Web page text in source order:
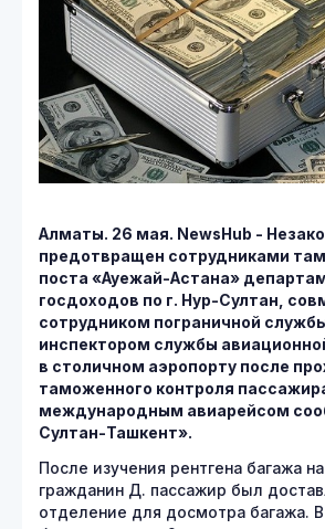
Алматы. 26 мая. NewsHub -
предотвращен сотрудниками
поста «Ауежай-Астана»
госдоходов по г. Нур-Султан,
сотрудником пограничной
инспектором службы
в столичном аэропорту после
таможенного контроля
международным авиарейсом
Султан-Ташкент».
После изучения рентгена багажа
гражданин Д. пассажир был
отделение для досмотра багажа.